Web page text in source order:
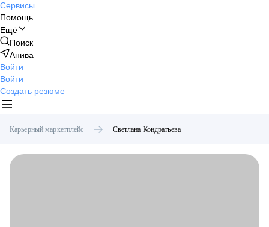
Сервисы
Помощь
Ещё
Поиск
Анива
Войти
Войти
Создать резюме
Карьерный маркетплейс Светлана Кондратьева